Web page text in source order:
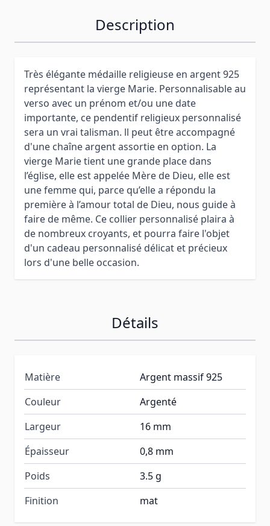
Description
Très élégante médaille religieuse en argent 925
représentant la vierge Marie. Personnalisable au
verso avec un prénom et/ou une date
importante, ce pendentif religieux personnalisé
sera un vrai talisman. ll peut être accompagné
d'une chaîne argent assortie en option. La
vierge Marie tient une grande place dans
l’église, elle est appelée Mère de Dieu, elle est
une femme qui, parce qu’elle a répondu la
première à l’amour total de Dieu, nous guide à
faire de même. Ce collier personnalisé plaira à
de nombreux croyants, et pourra faire l'objet
d'un cadeau personnalisé délicat et précieux
lors d'une belle occasion.
Détails
Matière
Argent massif 925
Couleur
Argenté
Largeur
16 mm
Épaisseur
0,8 mm
Poids
3.5 g
Finition
mat